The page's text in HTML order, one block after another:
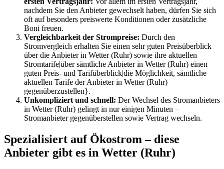
nachdem Sie den Anbieter gewechselt haben, dürfen Sie sich
oft auf besonders preiswerte Konditionen oder zusätzliche
Boni freuen.
Vergleichbarkeit der Strompreise: Durch den
Stromvergleich erhalten Sie einen sehr guten Preisüberblick
über die Anbieter in Wetter (Ruhr) sowie ihre aktuellen
Stromtarife|über sämtliche Anbieter in Wetter (Ruhr) einen
guten Preis- und Tarifüberblick|die Möglichkeit, sämtliche
aktuellen Tarife der Anbieter in Wetter (Ruhr)
gegenüberzustellen}.
Unkompliziert und schnell: Der Wechsel des Stromanbieters
in Wetter (Ruhr) gelingt in nur einigen Minuten –
Stromanbieter gegenüberstellen sowie Vertrag wechseln.
Spezialisiert auf Ökostrom – diese
Anbieter gibt es in Wetter (Ruhr)